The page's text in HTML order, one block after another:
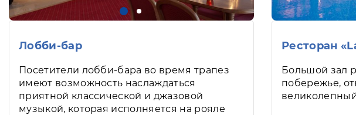
Лобби-бар
Посетители лобби-бара во время трапез
имеют возможность наслаждаться
приятной классической и джазовой
музыкой, которая исполняется на рояле
Ресторан
Большой зал
побережье,